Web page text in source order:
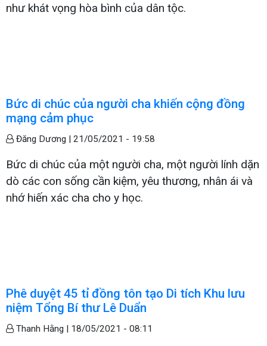
như khát vọng hòa bình của dân tộc.
Bức di chúc của người cha khiến cộng đồng
mạng cảm phục
Đăng Dương | 21/05/2021 - 19:58
Bức di chúc của một người cha, một người lính dặn
dò các con sống cần kiệm, yêu thương, nhân ái và
nhớ hiến xác cha cho y học.
Phê duyệt 45 tỉ đồng tôn tạo Di tích Khu lưu
niệm Tổng Bí thư Lê Duẩn
Thanh Hằng | 18/05/2021 - 08:11